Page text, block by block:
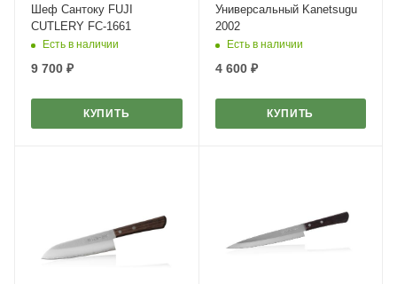
Шеф Сантоку FUJI
CUTLERY FC-1661
Есть в наличии
9 700 ₽
КУПИТЬ
Универсальный Kanetsugu
2002
Есть в наличии
4 600₽
КУПИТЬ